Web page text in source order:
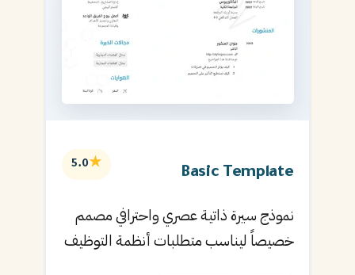
Basic Template
★
5.0
نموذج سيرة ذاتية عصري واحترافي مصمم
خصيصاً ليناسب متطلبات أنظمة التوظيف